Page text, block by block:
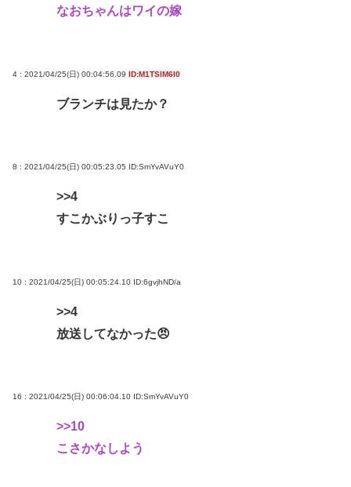
【NASA開発】3,980円の冷感ポンチョ、-15℃の謳い
面接官「一番結婚したいVTuberは誰ですか？」👈ど
発動すべき」
なおちゃんはワイの嫁
4 : 2021/04/25(日) 00:04:56.09 ID:M1TSlM6I0
ブランチは見たか？
8 : 2021/04/25(日) 00:05:23.05 ID:SmYvAVuY0
>>4
すこかぶりっ子すこ
10 : 2021/04/25(日) 00:05:24.10 ID:6gvjhND/a
>>4
放送してなかった😠
16 : 2021/04/25(日) 00:06:04.10 ID:SmYvAVuY0
>>10
こさかなしよう